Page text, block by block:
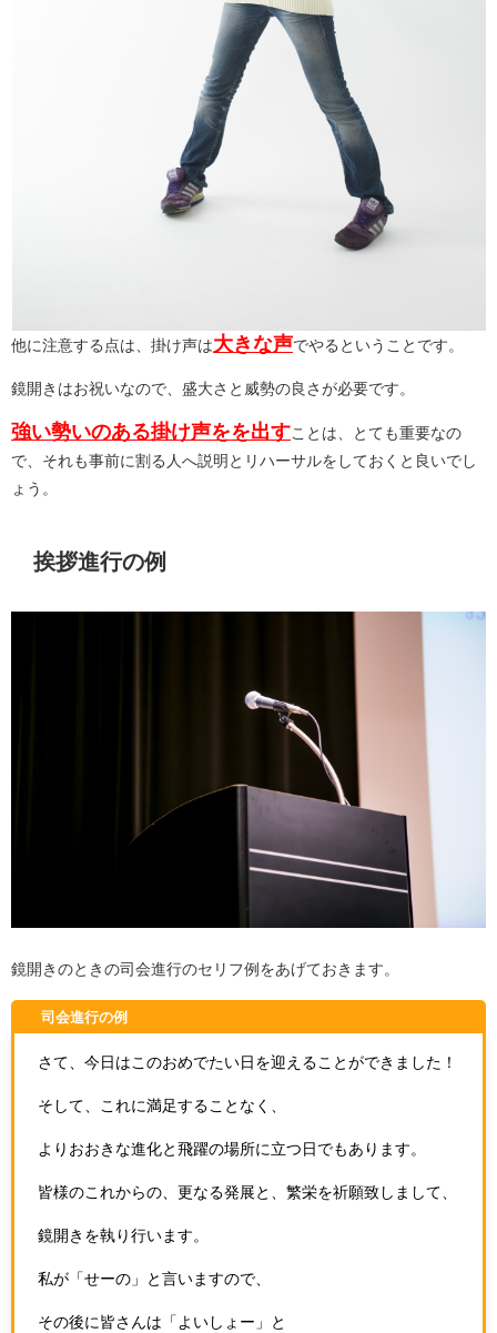
他に注意する点は、掛け声は大きな声でやるということです。
鏡開きはお祝いなので、盛大さと威勢の良さが必要です。
強い勢いのある掛け声をを出すことは、とても重要なの
で、それも事前に割る人へ説明とリハーサルをしておくと良いでし
ょう。
挨拶進行の例
鏡開きのときの司会進行のセリフ例をあげておきます。
司会進行の例
さて、今日はこのおめでたい日を迎えることができました！
そして、これに満足することなく、
よりおおきな進化と飛躍の場所に立つ日でもあります。
皆様のこれからの、更なる発展と、繁栄を祈願致しまして、
鏡開きを執り行います。
私が「せーの」と言いますので、
その後に皆さんは「よいしょー」と